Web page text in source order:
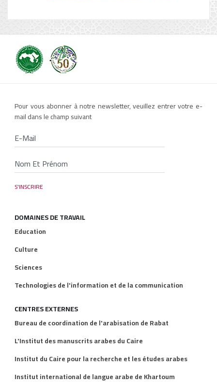
Pour vous abonner à notre newsletter, veuillez entrer votre e-
mail dans le champ suivant
DOMAINES DE TRAVAIL
Education
Culture
Sciences
Technologies de l'information et de la communication
CENTRES EXTERNES
Bureau de coordination de l'arabisation de Rabat
L'Institut des manuscrits arabes du Caire
Institut du Caire pour la recherche et les études arabes
Institut international de langue arabe de Khartoum